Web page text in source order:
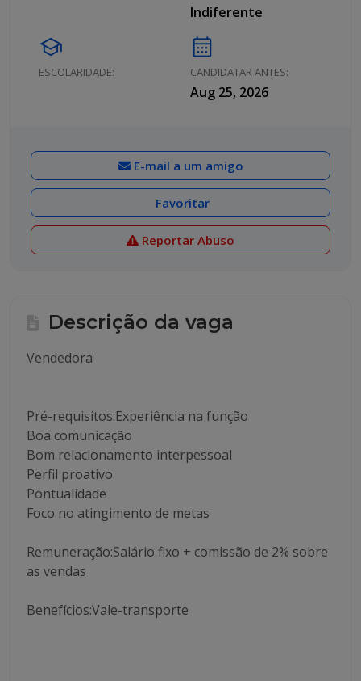
Indiferente
school
ESCOLARIDADE:
calendar_month
CANDIDATAR ANTES:
Aug 25, 2026
E-mail a um amigo
Favoritar
Reportar Abuso
Descrição da vaga
Vendedora
Pré-requisitos:Experiência na função
Boa comunicação
Bom relacionamento interpessoal
Perfil proativo
Pontualidade
Foco no atingimento de metas
Remuneração:Salário fixo + comissão de 2% sobre
as vendas
Benefícios:Vale-transporte